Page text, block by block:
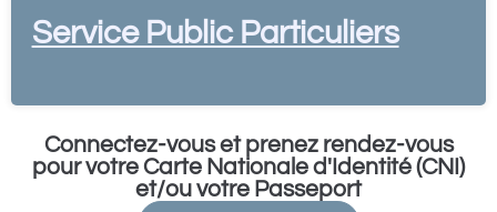
Service Public Particuliers
Connectez-vous et prenez rendez-vous
pour votre Carte Nationale d'Identité (CNI)
et/ou votre Passeport